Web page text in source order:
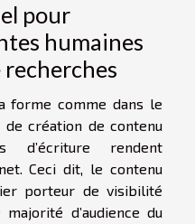
pour
humaines
forme comme dans le
de création de contenu
d’écriture rendent
Ceci dit, le contenu
porteur de visibilité
d’audience du